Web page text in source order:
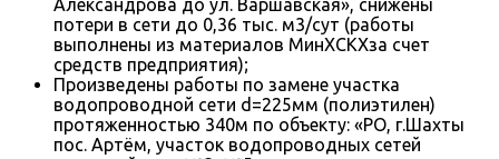
Александрова до ул. Варшавская», снижены
потери в сети до 0,36 тыс. м3/сут (работы
выполнены из материалов МинХСКХза счет
средств предприятия);
Произведены работы по замене участка
водопроводной сети d=225мм (полиэтилен)
протяженностью 340м по объекту: «РО, г.Шахты
пос. Артём, участок водопроводных сетей